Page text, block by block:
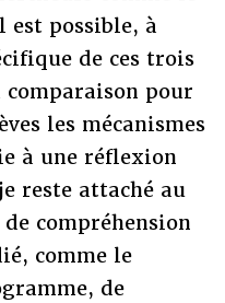
possible, à
de ces trois
comparaison pour
les mécanismes
à une réflexion
reste attaché au
compréhension
comme le
de